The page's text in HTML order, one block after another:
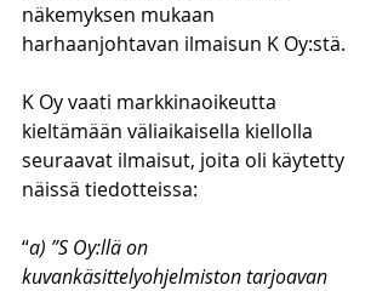
näkemyksen mukaan
harhaanjohtavan ilmaisun K Oy:stä.
K Oy vaati markkinaoikeutta
kieltämään väliaikaisella kiellolla
seuraavat ilmaisut, joita oli käytetty
näissä tiedotteissa:
“a) ”S Oy:llä on
kuvankäsittelyohjelmiston tarjoavan